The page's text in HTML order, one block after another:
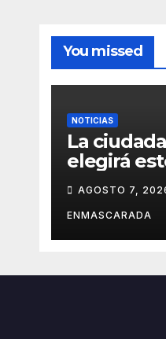
You missed
NOTICIAS
La
elegirá
Carnaval
Palmas de
Canaria
por
AGOSTO 7,
ENMASCARADA